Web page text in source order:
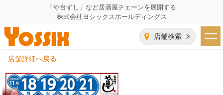
「や台ずし」など居酒屋チェーンを展開する
株式会社ヨシックスホールディングス
店舗検索
HOME
企業情報
店舗詳細へ戻る